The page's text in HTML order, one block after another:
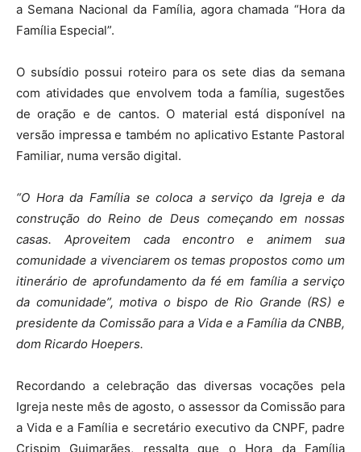
a Semana Nacional da Família, agora chamada “Hora da
Família Especial”.
O subsídio possui roteiro para os sete dias da semana
com atividades que envolvem toda a família, sugestões
de oração e de cantos. O material está disponível na
versão impressa e também no aplicativo Estante Pastoral
Familiar, numa versão digital.
“O Hora da Família se coloca a serviço da Igreja e da
construção do Reino de Deus começando em nossas
casas. Aproveitem cada encontro e animem sua
comunidade a vivenciarem os temas propostos como um
itinerário de aprofundamento da fé em família a serviço
da comunidade”, motiva o bispo de Rio Grande (RS) e
presidente da Comissão para a Vida e a Família da CNBB,
dom Ricardo Hoepers.
Recordando a celebração das diversas vocações pela
Igreja neste mês de agosto, o assessor da Comissão para
a Vida e a Família e secretário executivo da CNPF, padre
Crispim Guimarães, ressalta que o Hora da Família